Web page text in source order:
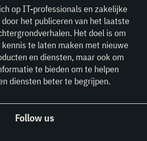
op IT-professionals en zakelijke
het publiceren van het laatste
Het doel is om
te laten maken met nieuwe
en diensten, maar ook om
te bieden om te helpen
diensten beter te begrijpen.
Follow us